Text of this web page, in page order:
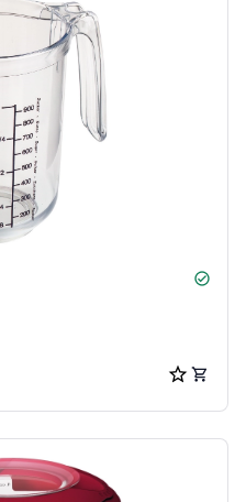
check_circle